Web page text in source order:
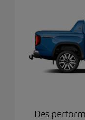
Des